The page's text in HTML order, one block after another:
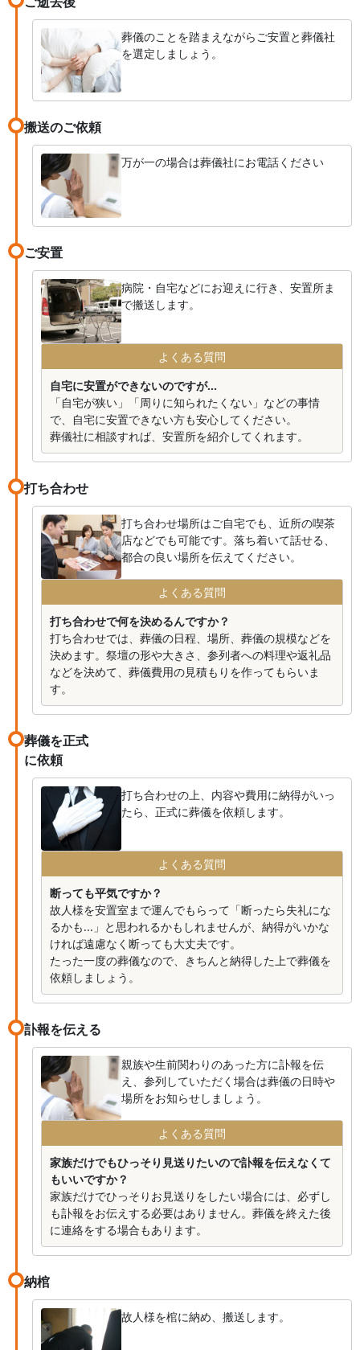
葬儀のことを踏まえながらご安置と葬儀社
を選定しましょう。
搬送のご依頼
万が一の場合は葬儀社にお電話ください
ご安置
病院・自宅などにお迎えに行き、安置所ま
で搬送します。
よくある質問
自宅に安置ができないのですが...
「自宅が狭い」「周りに知られたくない」などの事情
で、自宅に安置できない方も安心してください。
葬儀社に相談すれば、安置所を紹介してくれます。
打ち合わせ
打ち合わせ場所はご自宅でも、近所の喫茶
店などでも可能です。落ち着いて話せる、
都合の良い場所を伝えてください。
よくある質問
打ち合わせで何を決めるんですか？
打ち合わせでは、葬儀の日程、場所、葬儀の規模などを
決めます。祭壇の形や大きさ、参列者への料理や返礼品
などを決めて、葬儀費用の見積もりを作ってもらいま
す。
葬儀を正式
に依頼
打ち合わせの上、内容や費用に納得がいっ
たら、正式に葬儀を依頼します。
よくある質問
断っても平気ですか？
故人様を安置室まで運んでもらって「断ったら失礼にな
るかも...」と思われるかもしれませんが、納得がいかな
ければ遠慮なく断っても大丈夫です。
たった一度の葬儀なので、きちんと納得した上で葬儀を
依頼しましょう。
訃報を伝える
親族や生前関わりのあった方に訃報を伝
え、参列していただく場合は葬儀の日時や
場所をお知らせしましょう。
よくある質問
家族だけでもひっそり見送りたいので訃報を伝えなくて
もいいですか？
家族だけでひっそりお見送りをしたい場合には、必ずし
も訃報をお伝えする必要はありません。葬儀を終えた後
に連絡をする場合もあります。
納棺
故人様を棺に納め、搬送します。